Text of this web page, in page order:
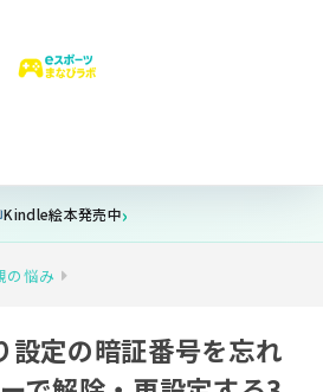
Kindle絵本発売中
の悩み
定の暗証番号を忘れ